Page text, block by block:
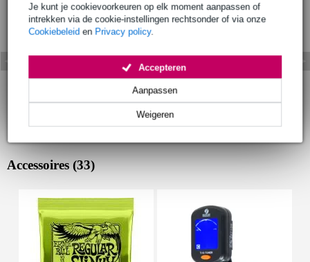
Je kunt je cookievoorkeuren op elk moment aanpassen of
intrekken via de cookie-instellingen rechtsonder of via onze
Cookiebeleid en Privacy policy.
Weigeren
Aanpassen
Accepteren
Accessoires (33)